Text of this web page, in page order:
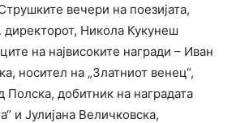
вечери на поезијата,
директорот, Никола Кукунеш
на највисоките награди – Иван
носител на „Златниот венец“,
добитник на наградата
и Јулијана Величковска,